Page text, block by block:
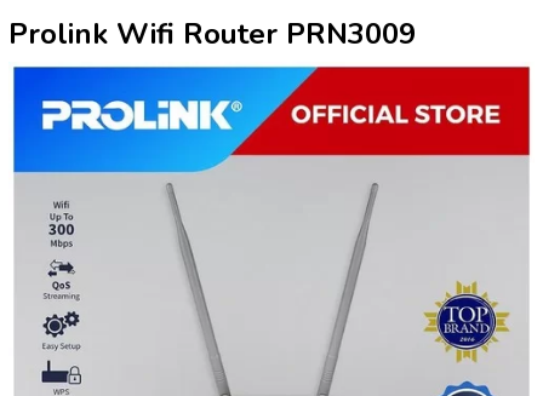
Prolink Wifi Router PRN3009